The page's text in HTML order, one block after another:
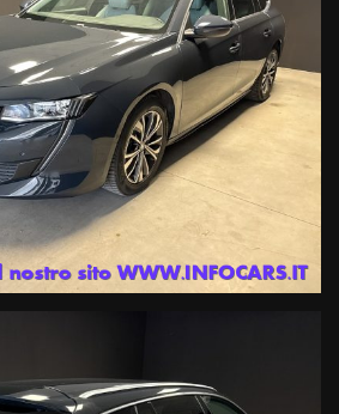
:Garanzia legale di conformità
di Gestione certificate in Italia di 12
fino a 60 mesi a prezzi imbattibili
a livello internazionale .
compagnie europee a tassi agevolati
rate sino a 120 mesi ,
( Polizze KASKO , furto, incendio ,
del credito, Kasko finanziaria .
intermediari assicurativi ) e IVASS.
ed autorizzata Renault DACIA ,
indicazione sommaria del veicolo
completata da specifiche informazioni